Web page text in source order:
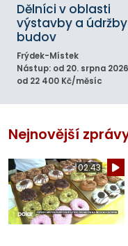
Dělníci v oblasti
výstavby a údržby
budov
Frýdek-Místek
Nástup: od 20. srpna 2026
od 22 400 Kč/měsíc
Nejnovější
02:43